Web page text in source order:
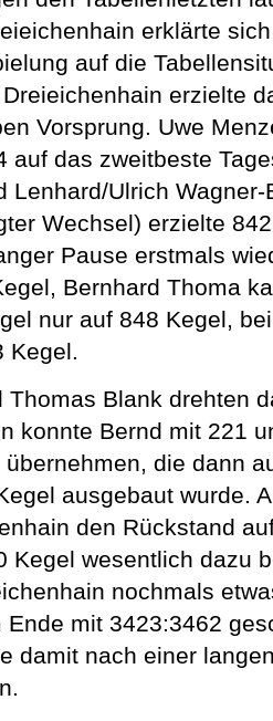
erklärte
auf die
erzielte
Vorsprung. Uwe
auf das zweitbeste
Lenhard/Ulrich Wagner-
Wechsel) erzielte
Pause erstmals
Bernhard Thoma
nur auf 848 Kegel,
Kegel.
Thomas Blank drehten
konnte Bernd mit 221
die dann
ausgebaut wurde.
den Rückstand
Kegel wesentlich dazu
nochmals
mit 3423:3462
damit nach einer